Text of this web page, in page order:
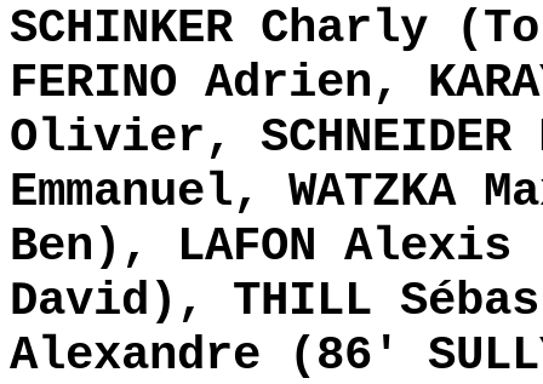
SCHINKER Charly
FERINO Adrien,
Olivier, SCHNEIDER
Emmanuel, WATZKA
Ben), LAFON Alexis
David), THILL
Alexandre (86'